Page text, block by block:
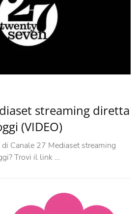
streaming diretta
(VIDEO)
Canale 27 Mediaset streaming
Trovi il link …